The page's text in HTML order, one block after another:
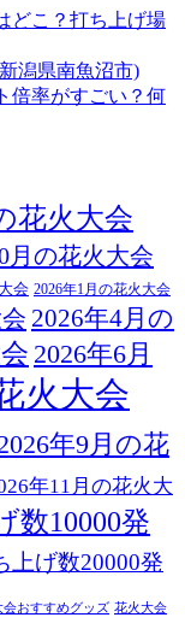
どこ？打ち上げ場
潟県南魚沼市)
倍率がすごい？何
花火大会
月の花火大会
会 2026年1月の花火大会
2026年4月の
2026年6月
火大会
年9月の花
年11月の花火大
数10000発
上げ数20000発
会おすすめグッズ 花火大会